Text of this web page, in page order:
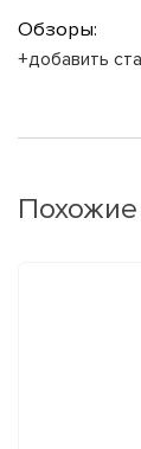
Обзоры:
+добавить